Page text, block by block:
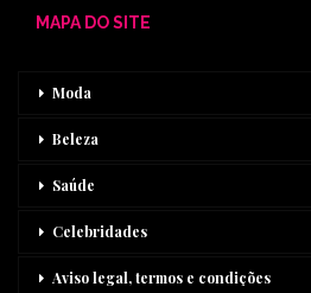
MAPA DO SITE
Moda
Beleza
Saúde
Celebridades
Aviso legal, termos e condições